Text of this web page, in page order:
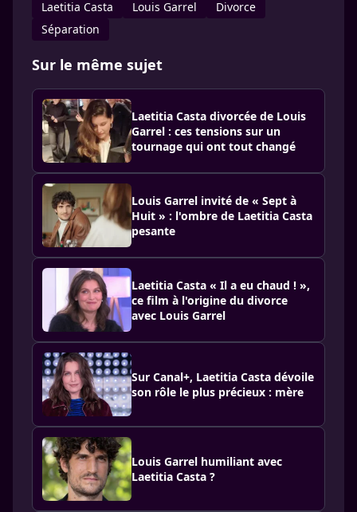
Laetitia Casta
Louis Garrel
Divorce
Séparation
Sur le même sujet
Laetitia Casta divorcée de Louis
Garrel : ces tensions sur un
tournage qui ont tout changé
Louis Garrel invité de « Sept à
Huit » : l'ombre de Laetitia Casta
pesante
Laetitia Casta « Il a eu chaud ! »,
ce film à l'origine du divorce
avec Louis Garrel
Sur Canal+, Laetitia Casta dévoile
son rôle le plus précieux : mère
Louis Garrel humiliant avec
Laetitia Casta ?